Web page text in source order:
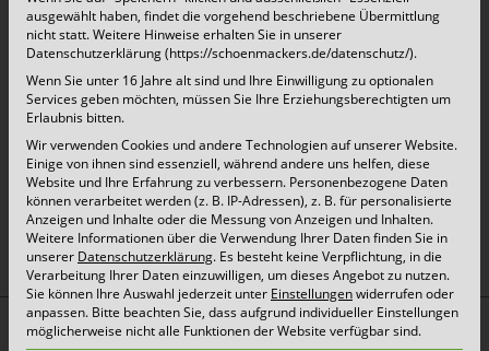
oben
Top Themen:
ausgewählt haben, findet die vorgehend beschriebene Übermittlung
nicht statt. Weitere Hinweise erhalten Sie in unserer
Datenschutzerklärung (https://schoenmackers.de/datenschutz/).
Wenn Sie unter 16 Jahre alt sind und Ihre Einwilligung zu optionalen
Services geben möchten, müssen Sie Ihre Erziehungsberechtigten um
Erlaubnis bitten.
Wir verwenden Cookies und andere Technologien auf unserer Website.
Einige von ihnen sind essenziell, während andere uns helfen, diese
Website und Ihre Erfahrung zu verbessern. Personenbezogene Daten
können verarbeitet werden (z. B. IP-Adressen), z. B. für personalisierte
Anzeigen und Inhalte oder die Messung von Anzeigen und Inhalten.
Weitere Informationen über die Verwendung Ihrer Daten finden Sie in
unserer Datenschutzerklärung. Es besteht keine Verpflichtung, in die
Verarbeitung Ihrer Daten einzuwilligen, um dieses Angebot zu nutzen.
Sie können Ihre Auswahl jederzeit unter Einstellungenwiderrufen oder
anpassen. Bitte beachten Sie, dass aufgrund individueller Einstellungen
möglicherweise nicht alle Funktionen der Website verfügbar sind.